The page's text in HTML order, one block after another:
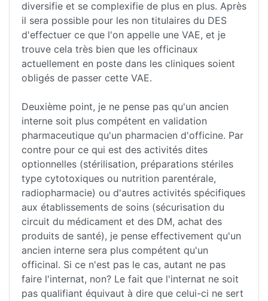
diversifie et se complexifie de plus en plus. Après
il sera possible pour les non titulaires du DES
d'effectuer ce que l'on appelle une VAE, et je
trouve cela très bien que les officinaux
actuellement en poste dans les cliniques soient
obligés de passer cette VAE.
Deuxième point, je ne pense pas qu'un ancien
interne soit plus compétent en validation
pharmaceutique qu'un pharmacien d'officine. Par
contre pour ce qui est des activités dites
optionnelles (stérilisation, préparations stériles
type cytotoxiques ou nutrition parentérale,
radiopharmacie) ou d'autres activités spécifiques
aux établissements de soins (sécurisation du
circuit du médicament et des DM, achat des
produits de santé), je pense effectivement qu'un
ancien interne sera plus compétent qu'un
officinal. Si ce n'est pas le cas, autant ne pas
faire l'internat, non? Le fait que l'internat ne soit
pas qualifiant équivaut à dire que celui-ci ne sert